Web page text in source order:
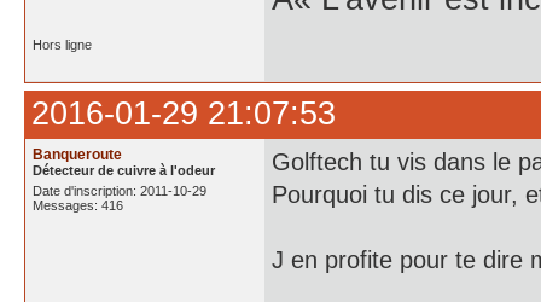
Hors ligne
2016-01-29 21:07:53
Banqueroute
Détecteur de cuivre à l'odeur
Date d'inscription: 2011-10-29
Messages: 416
Golftech tu vis dans le
Pourquoi tu dis ce jour,
J en profite pour te dire